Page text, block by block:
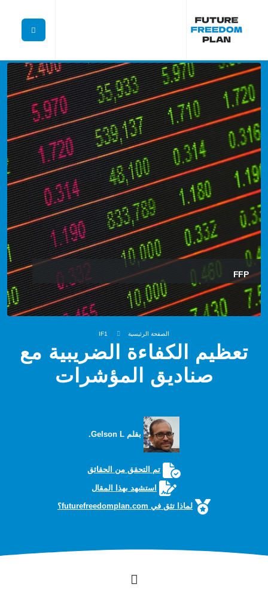
FFP
الصفحة الرئيسية IF1
تعظيم الكفاءة الضريبية مع
صناديق المؤشرات
بقلم Gelson L.
تم التحقق من الحقائق
استشهد بهذا المقال
لماذا تثق في futurefreedomplan.com؟